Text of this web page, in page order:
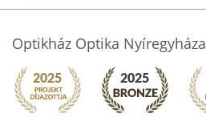
Optikház Optika Nyíregyháza